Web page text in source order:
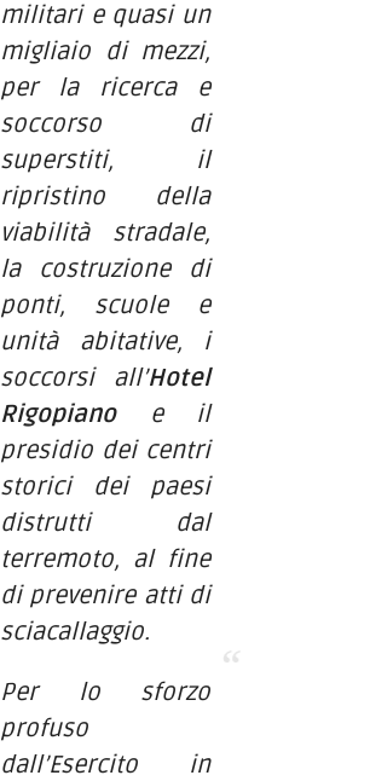
militari e quasi un
migliaio di mezzi,
per la ricerca e
soccorso di
superstiti, il
ripristino della
viabilità stradale,
la costruzione di
ponti, scuole e
unità abitative, i
soccorsi all’Hotel
Rigopianoe il
presidio dei centri
storici dei paesi
distrutti dal
terremoto, al fine
di prevenire atti di
sciacallaggio.
Per lo sforzo
profuso
dall’Esercito in